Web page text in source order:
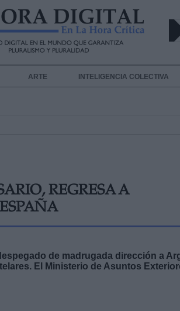
ARTE INTELIGENCIA COLECTIVA
REGRESA A
de madrugada dirección a
El Ministerio de Asuntos